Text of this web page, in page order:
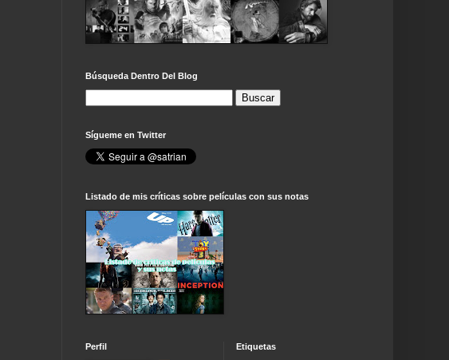
Búsqueda Dentro Del Blog
Sígueme en Twitter
Listado de mis críticas sobre películas con sus notas
Perfil Etiquetas